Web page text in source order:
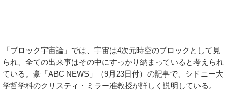
「ブロック宇宙論」では、宇宙は4次元時空のブロックとして見
られ、全ての出来事はその中にすっかり納まっていると考えられ
ている。豪「ABC NEWS」（9月23日付）の記事で、シドニー大
学哲学科のクリスティ・ミラー准教授が詳しく説明している。